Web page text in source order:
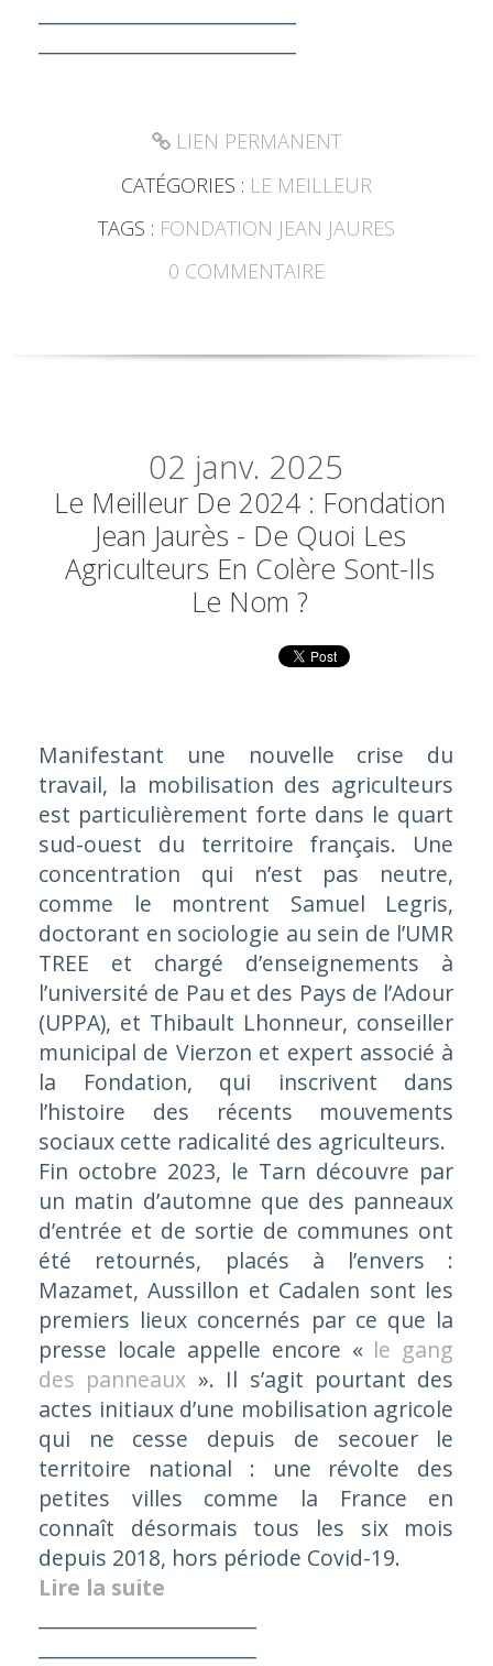
LIEN PERMANENT
CATÉGORIES : LE MEILLEUR
TAGS : FONDATION JEAN JAURES
0 COMMENTAIRE
02 janv. 2025
Le Meilleur De 2024 : Fondation
Jean Jaurès - De Quoi Les
Agriculteurs En Colère Sont-Ils
Le Nom ?
Manifestant une nouvelle crise du
travail, la mobilisation des agriculteurs
est particulièrement forte dans le quart
sud-ouest du territoire français. Une
concentration qui n’est pas neutre,
comme le montrent Samuel Legris,
doctorant en sociologie au sein de l’UMR
TREE et chargé d’enseignements à
l’université de Pau et des Pays de l’Adour
(UPPA), et Thibault Lhonneur, conseiller
municipal de Vierzon et expert associé à
la Fondation, qui inscrivent dans
l’histoire des récents mouvements
sociaux cette radicalité des agriculteurs.
Fin octobre 2023, le Tarn découvre par
un matin d’automne que des panneaux
d’entrée et de sortie de communes ont
été retournés, placés à l’envers :
Mazamet, Aussillon et Cadalen sont les
premiers lieux concernés par ce que la
presse locale appelle encore « le gang
des panneaux ». Il s’agit pourtant des
actes initiaux d’une mobilisation agricole
qui ne cesse depuis de secouer le
territoire national : une révolte des
petites villes comme la France en
connaît désormais tous les six mois
depuis 2018, hors période Covid-19.
Lire la suite